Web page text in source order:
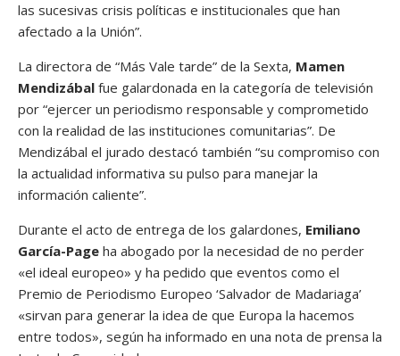
las sucesivas crisis políticas e institucionales que han
afectado a la Unión”.
La directora de “Más Vale tarde” de la Sexta, Mamen
Mendizábal fue galardonada en la categoría de televisión
por “ejercer un periodismo responsable y comprometido
con la realidad de las instituciones comunitarias”. De
Mendizábal el jurado destacó también “su compromiso con
la actualidad informativa su pulso para manejar la
información caliente”.
Durante el acto de entrega de los galardones, Emiliano
García-Page ha abogado por la necesidad de no perder
«el ideal europeo» y ha pedido que eventos como el
Premio de Periodismo Europeo ‘Salvador de Madariaga’
«sirvan para generar la idea de que Europa la hacemos
entre todos», según ha informado en una nota de prensa la